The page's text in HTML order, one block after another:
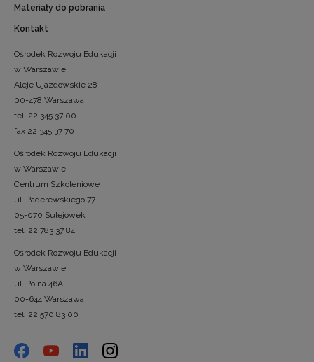
Materiały do pobrania
Kontakt
Ośrodek Rozwoju Edukacji
w Warszawie
Aleje Ujazdowskie 28
00-478 Warszawa
tel. 22 345 37 00
fax 22 345 37 70
Ośrodek Rozwoju Edukacji
w Warszawie
Centrum Szkoleniowe
ul. Paderewskiego 77
05-070 Sulejówek
tel. 22 783 37 84
Ośrodek Rozwoju Edukacji
w Warszawie
ul. Polna 46A
00-644 Warszawa
tel. 22 570 83 00